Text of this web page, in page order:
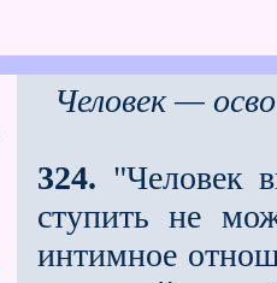
Человек —
324. "Человек
ступить не
интимное